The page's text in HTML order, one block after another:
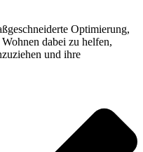
Optimierung,
dabei zu helfen,
und ihre